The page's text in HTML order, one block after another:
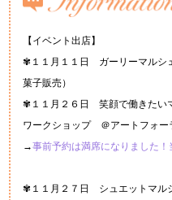
【イベント出店】
✾１１月１１日 ガーリーマル
菓子販売）
✾１１月２６日 笑顔で働きたい
ワークショップ ＠アートフォー
→事前予約は満席になりました！
✾１１月２７日 シュエットマル